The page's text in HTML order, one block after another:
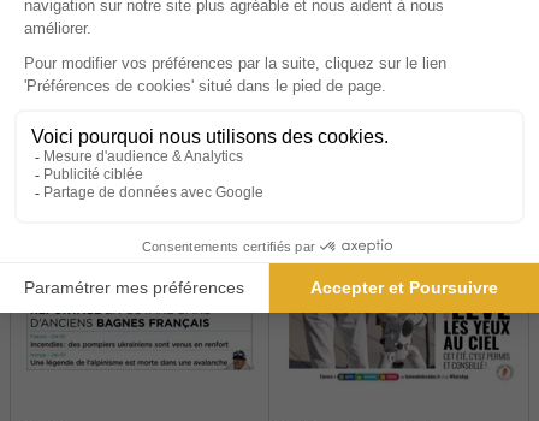
Ajouter au panier Ajouter au panier